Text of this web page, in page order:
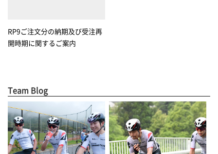
RP9ご注文分の納期及び受注再
開時期に関するご案内
Team Blog